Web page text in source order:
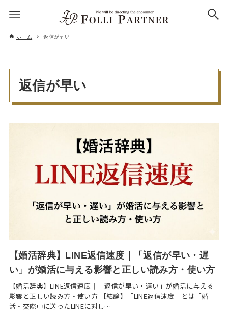
ホーム 返信が早い
返信が早い
【婚活辞典】LINE返信速度｜「返信が早い・遅
い」が婚活に与える影響と正しい読み方・使い方
【婚活辞典】LINE返信速度｜「返信が早い・遅い」が婚活に与える
影響と正しい読み方・使い方 【結論】「LINE返信速度」とは「婚
活・交際中に送ったLINEに対し…